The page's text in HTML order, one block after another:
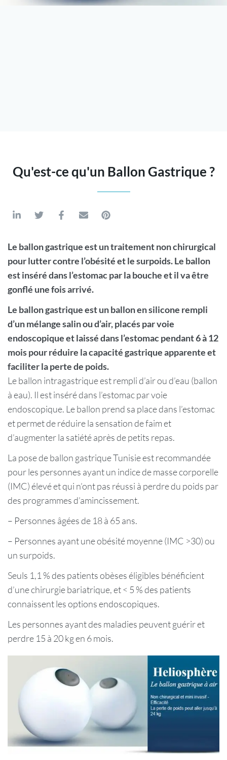
Qu'est-ce qu'un Ballon Gastrique ?
Le ballon gastrique est un traitement non chirurgical
pour lutter contre l’obésité et le surpoids. Le ballon
est inséré dans l’estomac par la bouche et il va être
gonflé une fois arrivé.
Le ballon gastrique est un ballon en silicone rempli
d’un mélange salin ou d’air, placés par voie
endoscopique et laissé dans l’estomac pendant 6 à 12
mois pour réduire la capacité gastrique apparente et
faciliter la perte de poids.
Le ballon intragastrique est rempli d’air ou d’eau (ballon
à eau). Il est inséré dans l’estomac par voie
endoscopique. Le ballon prend sa place dans l’estomac
et permet de réduire la sensation de faim et
d’augmenter la satiété après de petits repas.
La pose de ballon gastrique Tunisie est recommandée
pour les personnes ayant un indice de masse corporelle
(IMC) élevé et qui n’ont pas réussi à perdre du poids par
des programmes d’amincissement.
– Personnes âgées de 18 à 65 ans.
– Personnes ayant une obésité moyenne (IMC >30) ou
un surpoids.
Seuls 1,1 % des patients obèses éligibles bénéficient
d’une chirurgie bariatrique, et < 5 % des patients
connaissent les options endoscopiques.
Les personnes ayant des maladies peuvent guérir et
perdre 15 à 20 kg en 6 mois.